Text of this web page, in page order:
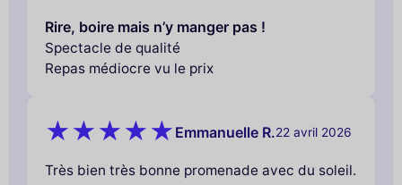
Rire, boire mais n’y manger pas !
Spectacle de qualité
Repas médiocre vu le prix
Emmanuelle R.22 avril 2026
Très bien très bonne promenade avec du soleil.